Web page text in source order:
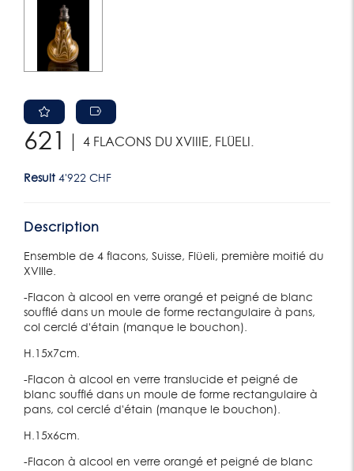
621 4 FLACONS DU XVIIIE, FLÜELI.
Result 4'922 CHF
Description
Ensemble de 4 flacons, Suisse, Flüeli, première moitié du
XVIIIe.
-Flacon à alcool en verre orangé et peigné de blanc
soufflé dans un moule de forme rectangulaire à pans,
col cerclé d'étain (manque le bouchon).
H.15x7cm.
-Flacon à alcool en verre translucide et peigné de
blanc soufflé dans un moule de forme rectangulaire à
pans, col cerclé d'étain (manque le bouchon).
H.15x6cm.
-Flacon à alcool en verre orangé et peigné de blanc